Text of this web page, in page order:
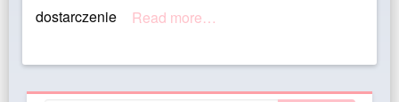
dostarczenie
Read more…